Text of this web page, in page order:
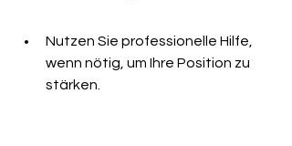
Nutzen Sie professionelle Hilfe,
wenn nötig, um Ihre Position zu
stärken.